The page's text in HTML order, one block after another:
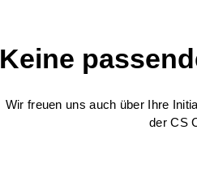
Keine
Wir freuen uns auch über Ihre
der CS